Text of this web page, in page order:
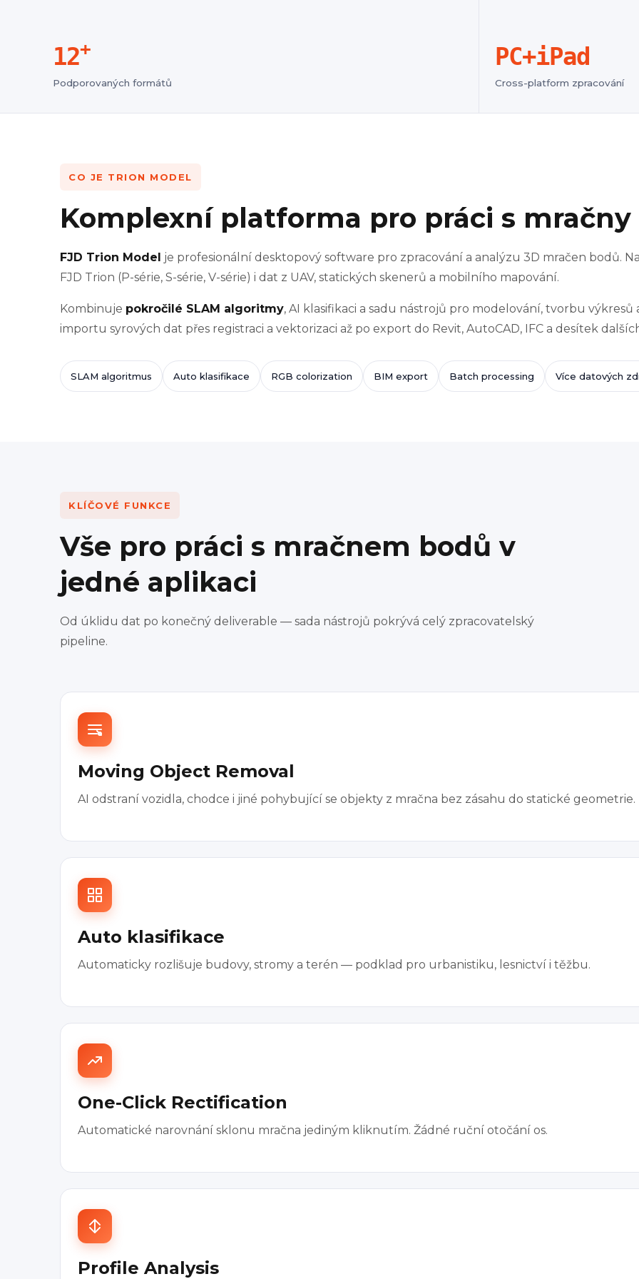
12+
Podporovaných formátů
PC+iPad
Cross-platform zpracování
CO JE TRION MODEL
Komplexní platforma pro práci s mračny
FJD Trion Model je profesionální desktopový software pro zpracování a analýzu 3D mračen bodů.
FJD Trion (P-série, S-série, V-série) i dat z UAV, statických skenerů a mobilního mapování.
Kombinuje pokročilé SLAM algoritmy, AI klasifikaci a sadu nástrojů pro modelování, tvorbu
importu syrových dat přes registraci a vektorizaci až po export do Revit, AutoCAD, IFC a desítek
SLAM algoritmus Auto klasifikace RGB colorization BIM export Batch processing Více datových
KLÍČOVÉ FUNKCE
Vše pro práci s mračnem bodů v
jedné aplikaci
Od úklidu dat po konečný deliverable — sada nástrojů pokrývá celý zpracovatelský
pipeline.
Moving Object Removal
AI odstraní vozidla, chodce i jiné pohybující se objekty z mračna bez zásahu do statické geometrie.
Auto klasifikace
Automaticky rozlišuje budovy, stromy a terén — podklad pro urbanistiku, lesnictví i těžbu.
One-Click Rectification
Automatické narovnání sklonu mračna jediným kliknutím. Žádné ruční otočání os.
Profile Analysis